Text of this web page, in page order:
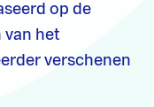
op de
van het
verschenen